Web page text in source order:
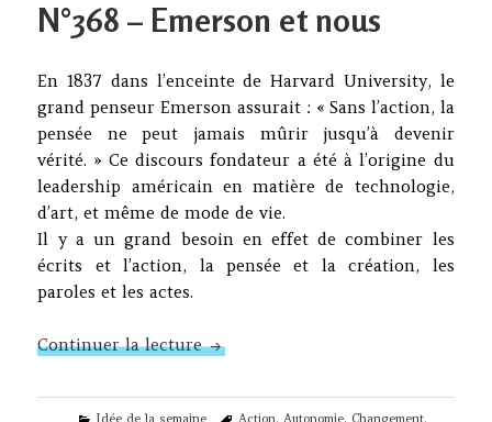
N°368 – Emerson et nous
En 1837 dans l’enceinte de Harvard University, le
grand penseur Emerson assurait : « Sans l’action, la
pensée ne peut jamais mûrir jusqu’à devenir
vérité. » Ce discours fondateur a été à l’origine du
leadership américain en matière de technologie,
d’art, et même de mode de vie.
Il y a un grand besoin en effet de combiner les
écrits et l’action, la pensée et la création, les
paroles et les actes.
Continuer la lectureN°368 – Emerson et nous
Categories
Idée de la semaine Tags
Action, Autonomie, Changement,